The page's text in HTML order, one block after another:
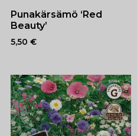
Punakärsämö ‘Red
Beauty’
5,50 €